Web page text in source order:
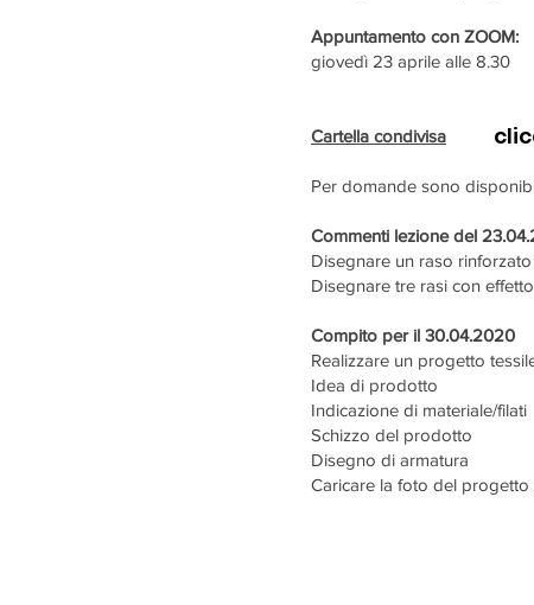
Appuntamento con ZOOM:
giovedì 23 aprile alle 8.30
Cartella condivisa
Per domande sono
Commenti lezione del
Disegnare un raso
Disegnare tre rasi con
Compito per il 30.04.2020
Realizzare un progetto
Idea di prodotto
Indicazione di materiale/filati
Schizzo del prodotto
Disegno di armatura
Caricare la foto del progetto